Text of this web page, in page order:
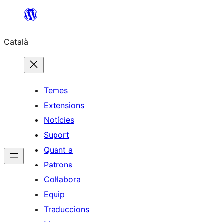
contingut
Català
Temes
Extensions
Notícies
Suport
Quant a
Patrons
Col·labora
Equip
Traduccions